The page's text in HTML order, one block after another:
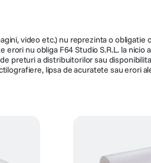
video etc.) nu reprezinta o obligatie
nu obliga F64 Studio S.R.L. la
preturi a distribuitorilor sau
lipsa de acuratete sau erori